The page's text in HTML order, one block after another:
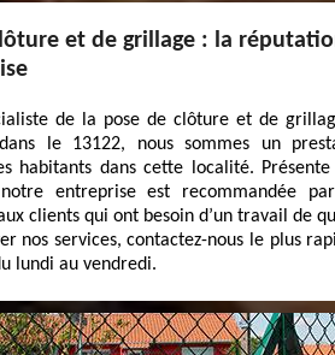
et de grillage : la
de la pose de clôture et de
le 13122, nous sommes un
habitants dans cette localité.
notre entreprise est recommandée
clients qui ont besoin d’un travail de
nos services, contactez-nous le plus
lundi au vendredi.